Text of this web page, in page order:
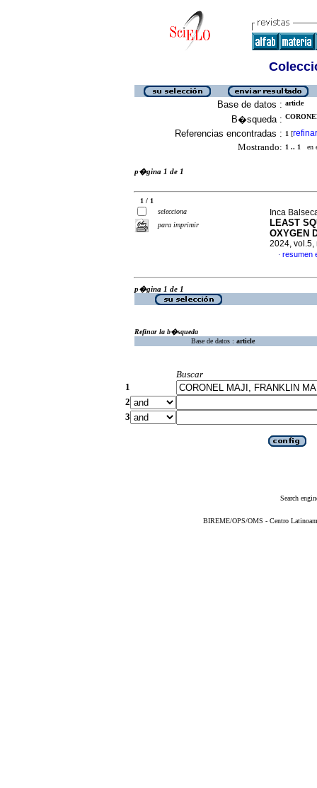
Base de datos : article
B�squeda :
Referencias encontradas : 1 [refinar
Mostrando: 1 .. 1 en
p�gina 1 de 1
1 / 1
selecciona
para imprimir
Inca
LEAST
OXYGEN
2024, vol.5,
· resumen
p�gina 1 de 1
Refinar la b�squeda
Base de datos : article
Buscar
1
2
3
Search
BIREME/OPS/OMS - Centro